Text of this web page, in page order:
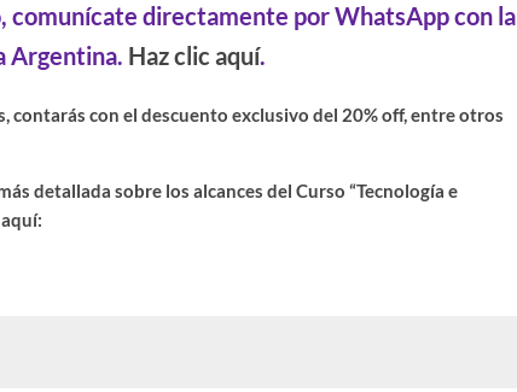
comunícate directamente por WhatsApp con la
Argentina. Haz clic aquí.
contarás con el descuento exclusivo del 20% off, entre otros
detallada sobre los alcances del Curso “Tecnología e